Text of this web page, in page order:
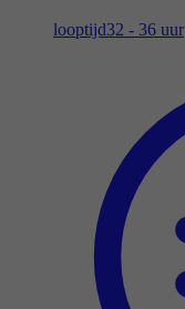
looptijd32 - 36 uur